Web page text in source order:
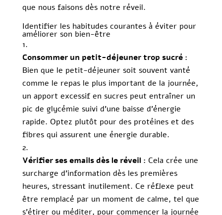
que nous faisons dès notre réveil.
Identifier les habitudes courantes à éviter pour
améliorer son bien-être
Consommer un petit-déjeuner trop sucré :
Bien que le petit-déjeuner soit souvent vanté
comme le repas le plus important de la journée,
un apport excessif en sucres peut entraîner un
pic de glycémie suivi d’une baisse d’énergie
rapide. Optez plutôt pour des protéines et des
fibres qui assurent une énergie durable.
Vérifier ses emails dès le réveil : Cela crée une
surcharge d’information dès les premières
heures, stressant inutilement. Ce réflexe peut
être remplacé par un moment de calme, tel que
s’étirer ou méditer, pour commencer la journée